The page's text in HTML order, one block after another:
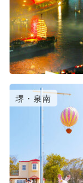
堺・泉南